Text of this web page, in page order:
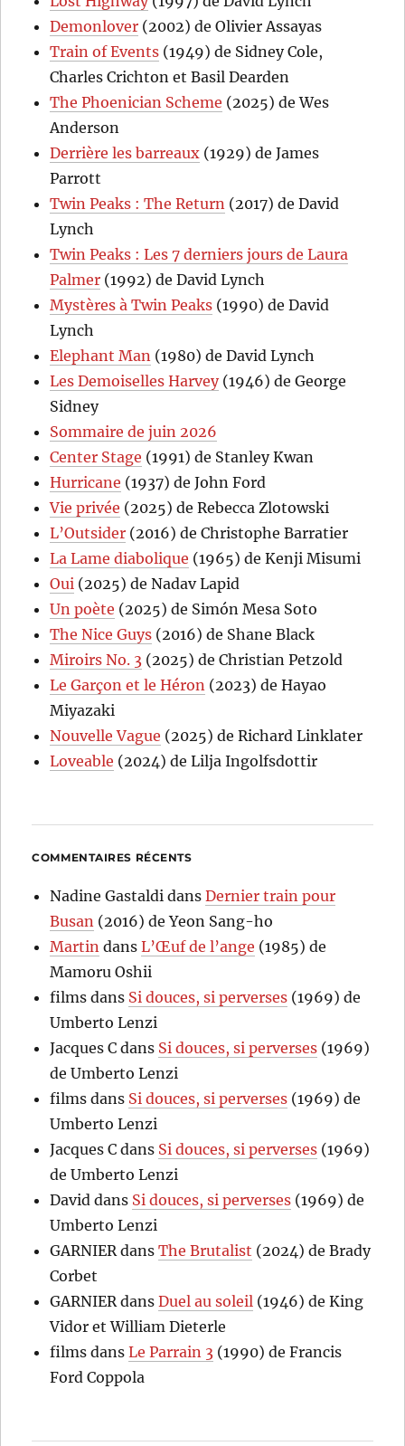
Demonlover (2002) de Olivier Assayas
Train of Events (1949) de Sidney Cole,
Charles Crichton et Basil Dearden
The Phoenician Scheme (2025) de Wes
Anderson
Derrière les barreaux (1929) de James
Parrott
Twin Peaks : The Return (2017) de David
Lynch
Twin Peaks : Les 7 derniers jours de Laura
Palmer (1992) de David Lynch
Mystères à Twin Peaks (1990) de David
Lynch
Elephant Man (1980) de David Lynch
Les Demoiselles Harvey(1946) de George
Sidney
Sommaire de juin 2026
Center Stage (1991) de Stanley Kwan
Hurricane (1937) de John Ford
Vie privée (2025) de Rebecca Zlotowski
L’Outsider (2016) de Christophe Barratier
La Lame diabolique (1965) de Kenji Misumi
Oui (2025) de Nadav Lapid
Un poète (2025) de Simón Mesa Soto
The Nice Guys (2016) de Shane Black
Miroirs No. 3 (2025) de Christian Petzold
Le Garçon et le Héron (2023) de Hayao
Miyazaki
Nouvelle Vague (2025) de Richard Linklater
Loveable (2024) de Lilja Ingolfsdottir
COMMENTAIRES RÉCENTS
Nadine Gastaldi dansDernier train pour
Busan (2016) de Yeon Sang-ho
Martin dansL’Œuf de l’ange (1985) de
Mamoru Oshii
films dans Si douces, si perverses (1969) de
Umberto Lenzi
Jacques C dans Si douces, si perverses (1969)
de Umberto Lenzi
films dans Si douces, si perverses (1969) de
Umberto Lenzi
Jacques C dans Si douces, si perverses (1969)
de Umberto Lenzi
David dans Si douces, si perverses (1969) de
Umberto Lenzi
GARNIERdansThe Brutalist (2024) de Brady
Corbet
GARNIERdansDuel au soleil (1946) de King
Vidor et William Dieterle
films dansLe Parrain 3 (1990) de Francis
Ford Coppola